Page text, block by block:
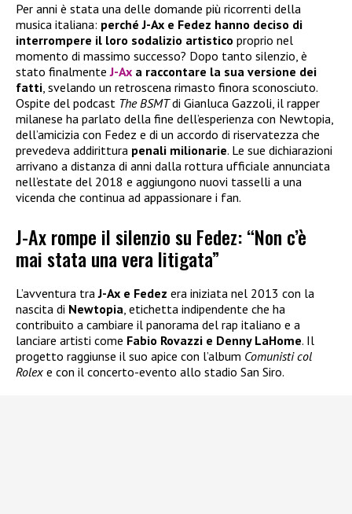
Per anni è stata una delle domande più ricorrenti della
musica italiana: perché J-Ax e Fedez hanno deciso di
interrompere il loro sodalizio artistico proprio nel
momento di massimo successo? Dopo tanto silenzio, è
stato finalmenteJ-Ax a raccontare la sua versione dei
fatti, svelando un retroscena rimasto finora sconosciuto.
Ospite del podcast The BSMTdi Gianluca Gazzoli, il rapper
milanese ha parlato della fine dell’esperienza con Newtopia,
dell’amicizia con Fedez e di un accordo di riservatezza che
prevedeva addirittura penali milionarie. Le sue dichiarazioni
arrivano a distanza di anni dalla rottura ufficiale annunciata
nell’estate del 2018 e aggiungono nuovi tasselli a una
vicenda che continua ad appassionare i fan.
J-Ax rompe il silenzio su Fedez: “Non c’è
mai stata una vera litigata”
L’avventura traJ-Ax e Fedez era iniziata nel 2013 con la
nascita di Newtopia, etichetta indipendente che ha
contribuito a cambiare il panorama del rap italiano e a
lanciare artisti come Fabio Rovazzi e Denny LaHome. Il
progetto raggiunse il suo apice con l’album Comunisti col
Rolex e con il concerto-evento allo stadio San Siro.